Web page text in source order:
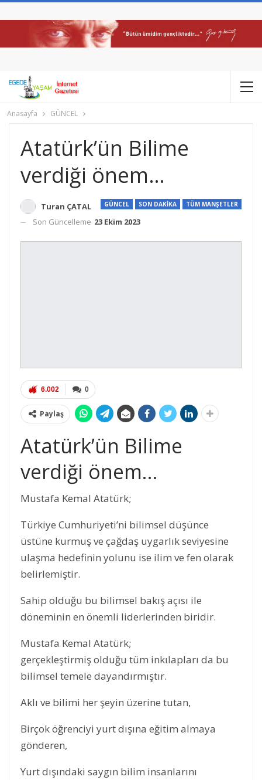
Anasayfa GÜNCEL
Atatürk’ün Bilime
verdiği önem…
GÜNCEL SON DAKİKA TÜM MANŞETLER
Turan ÇATAL
Son Güncelleme 23 Ekim 2023
0
6.002
Paylaş
Atatürk’ün Bilime
verdiği önem…
Mustafa Kemal Atatürk;
Türkiye Cumhuriyeti’ni bilimsel düşünce
üstüne kurmuş ve çağdaş uygarlık seviyesine
ulaşma hedefinin yolunu ise ilim ve fen olarak
belirlemiştir.
Sahip olduğu bu bilimsel bakış açısı ile
döneminin en önemli liderlerinden biridir.
Mustafa Kemal Atatürk;
gerçekleştirmiş olduğu tüm inkılapları da bu
bilimsel temele dayandırmıştır.
Aklı ve bilimi her şeyin üzerine tutan,
Birçok öğrenciyi yurt dışına eğitim almaya
gönderen,
Yurt dışındaki saygın bilim insanlarını